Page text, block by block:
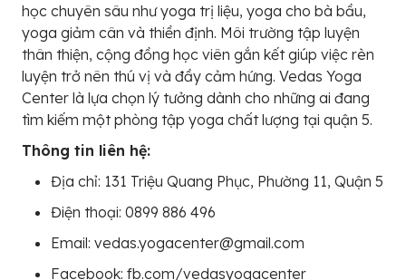
học chuyên sâu như yoga trị liệu, yoga cho bà bầu,
yoga giảm cân và thiền định. Môi trường tập luyện
thân thiện, cộng đồng học viên gắn kết giúp việc rèn
luyện trở nên thú vị và đầy cảm hứng. Vedas Yoga
Center là lựa chọn lý tưởng dành cho những ai đang
tìm kiếm một phòng tập yoga chất lượng tại quận 5.
Thông tin liên hệ:
Địa chỉ: 131 Triệu Quang Phục, Phường 11, Quận 5
Điện thoại: 0899 886 496
Email: vedas.yogacenter@gmail.com
Facebook: fb.com/vedasyogacenter